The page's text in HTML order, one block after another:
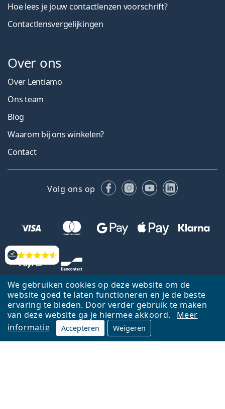
We gebruiken cookies op deze website om de
website goed te laten functioneren en je de beste
ervaring te bieden. Door verder gebruik te maken
van deze website ga je hiermee akkoord.
Meer
informatie
Accepteren Weigeren
Beoordelingen
Hoe lees je jouw contactlenzen voorschrift?
Contactlensvergelijkingen
Over ons
Over Lentiamo
Ons team
Blog
Waarom bij ons winkelen?
Contact
Volg ons op FacebookInstagram
YouTubeLinkedIn
Terug naar de homepagina Ga omhoog